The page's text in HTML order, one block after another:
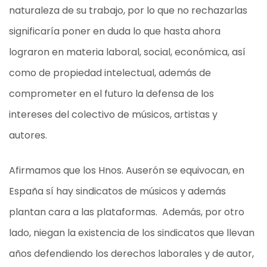
naturaleza de su trabajo, por lo que no rechazarlas
significaría poner en duda lo que hasta ahora
lograron en materia laboral, social, económica, así
como de propiedad intelectual, además de
comprometer en el futuro la defensa de los
intereses del colectivo de músicos, artistas y
autores.
Afirmamos que los Hnos. Auserón se equivocan, en
España sí hay sindicatos de músicos y además
plantan cara a las plataformas. Además, por otro
lado, niegan la existencia de los sindicatos que llevan
años defendiendo los derechos laborales y de autor,